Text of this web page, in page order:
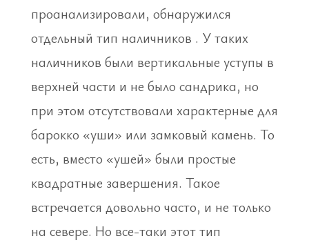
проанализировали, обнаружился
отдельный тип наличников . У таких
наличников были вертикальные уступы в
верхней части и не было сандрика, но
при этом отсутствовали характерные для
барокко «уши» или замковый камень. То
есть, вместо «ушей» были простые
квадратные завершения. Такое
встречается довольно часто, и не только
на севере. Но все-таки этот тип